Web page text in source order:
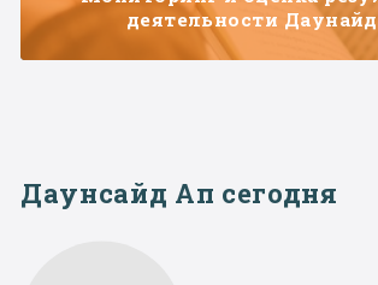
деятельности
Даунсайд Ап сегодня